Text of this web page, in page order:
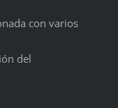
con varios
del